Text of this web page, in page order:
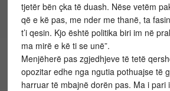
tjetër bën çka të duash. Nëse vetëm
që e kë pas, me nder me thanë, ta
t’i qesin. Kjo është politika biri im në
ma mirë e kë ti se unë”.
Menjëherë pas zgjedhjeve të tetë
opozitar edhe nga ngutia pothuajse të
harruar të mbajnë dorën pas. Ma i pari